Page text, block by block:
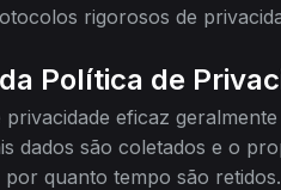
rigorosos de
Política de
eficaz
dados são coletados e o
por quanto tempo são